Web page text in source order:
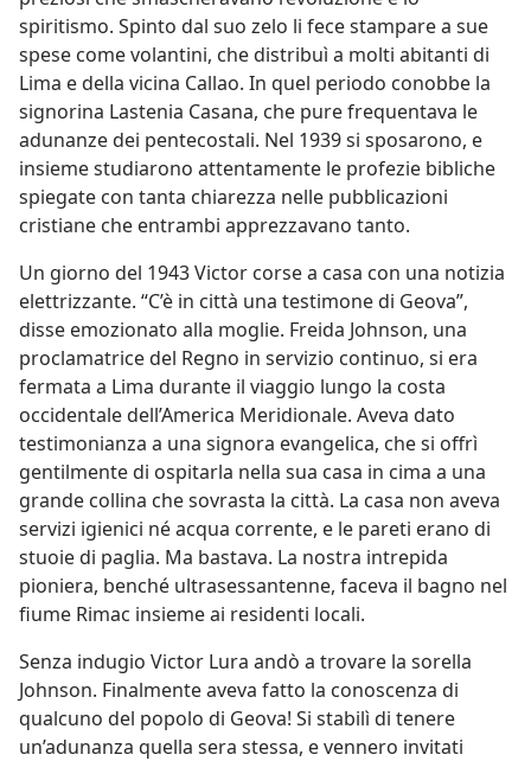
spiritismo. Spinto dal suo zelo li fece stampare a sue
spese come volantini, che distribuì a molti abitanti di
Lima e della vicina Callao. In quel periodo conobbe la
signorina Lastenia Casana, che pure frequentava le
adunanze dei pentecostali. Nel 1939 si sposarono, e
insieme studiarono attentamente le profezie bibliche
spiegate con tanta chiarezza nelle pubblicazioni
cristiane che entrambi apprezzavano tanto.
Un giorno del 1943 Victor corse a casa con una notizia
elettrizzante. “C’è in città una testimone di Geova”,
disse emozionato alla moglie. Freida Johnson, una
proclamatrice del Regno in servizio continuo, si era
fermata a Lima durante il viaggio lungo la costa
occidentale dell’America Meridionale. Aveva dato
testimonianza a una signora evangelica, che si offrì
gentilmente di ospitarla nella sua casa in cima a una
grande collina che sovrasta la città. La casa non aveva
servizi igienici né acqua corrente, e le pareti erano di
stuoie di paglia. Ma bastava. La nostra intrepida
pioniera, benché ultrasessantenne, faceva il bagno nel
fiume Rimac insieme ai residenti locali.
Senza indugio Victor Lura andò a trovare la sorella
Johnson. Finalmente aveva fatto la conoscenza di
qualcuno del popolo di Geova! Si stabilì di tenere
un’adunanza quella sera stessa, e vennero invitati